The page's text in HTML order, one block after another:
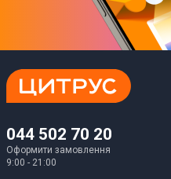
044 502 70 20
Оформити замовлення
9:00 - 21:00